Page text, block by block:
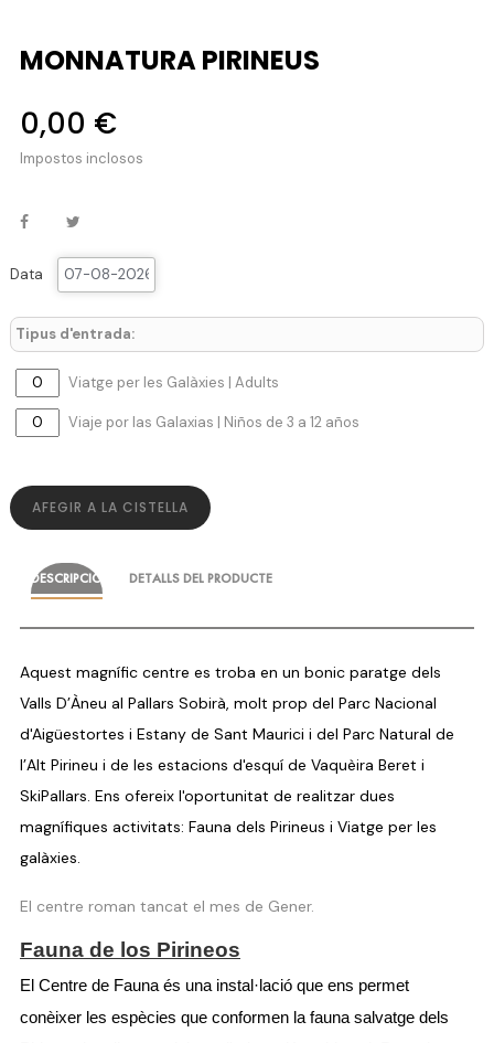
MONNATURA PIRINEUS
0,00 €
Impostos inclosos
Data
Tipus d'entrada:
Viatge per les Galàxies | Adults
Viaje por las Galaxias | Niños de 3 a 12 años
AFEGIR A LA CISTELLA
DESCRIPCIÓ DETALLS DEL PRODUCTE
Aquest magnífic centre es troba en un bonic paratge dels
Valls D’Àneu al Pallars Sobirà, molt prop del Parc Nacional
d'Aigüestortes i Estany de Sant Maurici i del Parc Natural de
l’Alt Pirineu i de les estacions d'esquí de Vaquèira Beret i
SkiPallars. Ens ofereix l'oportunitat de realitzar dues
magnífiques activitats: Fauna dels Pirineus i Viatge per les
galàxies.
El centre roman tancat el mes de Gener.
Fauna de los Pirineos
El Centre de Fauna és una instal·lació que ens permet
conèixer les espècies que conformen la fauna salvatge dels